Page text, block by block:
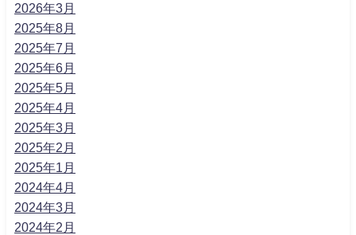
2026年3月
2025年8月
2025年7月
2025年6月
2025年5月
2025年4月
2025年3月
2025年2月
2025年1月
2024年4月
2024年3月
2024年2月